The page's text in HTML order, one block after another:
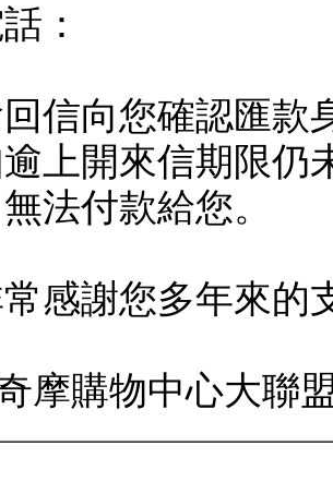
：
信向您確認匯款
上開來信期限仍
法付款給您。
感謝您多年來的
摩購物中心大